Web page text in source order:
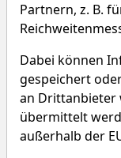
Watchlist
Everspin
Partnern, z. B.
Dabei können
gespeichert
an Drittanbieter
übermittelt
außerhalb der